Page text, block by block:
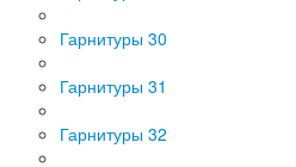
Гарнитуры 30
Гарнитуры 31
Гарнитуры 32